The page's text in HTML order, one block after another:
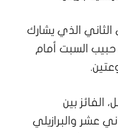
اللبناني الثاني الذي يشارك
السبت أمام
الفائز بين
عشر والبرازيلي